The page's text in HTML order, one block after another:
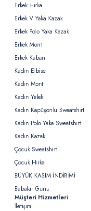
Erkek Hırka
Erkek V Yaka Kazak
Erkek Polo Yaka Kazak
Erkek Mont
Erkek Kaban
Kadın Elbise
Kadın Mont
Kadın Yelek
Kadın Kapüşonlu Sweatshirt
Kadın Polo Yaka Sweatshirt
Kadın Kazak
Çocuk Sweatshirt
Çocuk Hırka
BÜYÜK KASIM İNDİRİMİ
Babalar Günü
Müşteri Hizmetleri
İletişim